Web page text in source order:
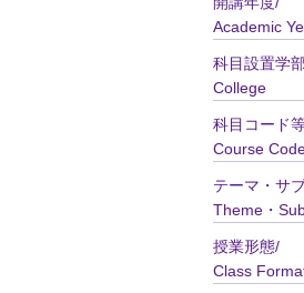
Academic
科目設置学
College
科目コード
Course
テーマ・サ
Theme・
授業形態/
Class